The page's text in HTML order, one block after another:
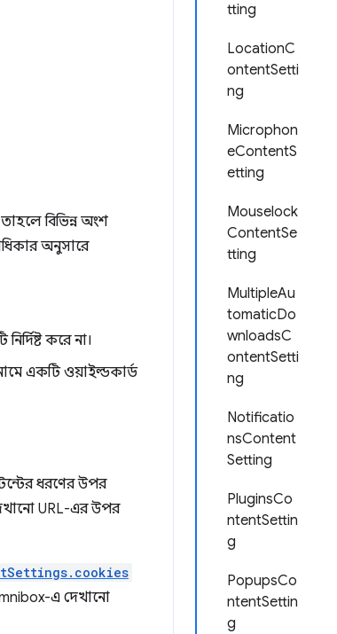
tting
LocationC
ontentSetti
ng
Microphon
eContentS
etting
Mouselock
ContentSe
tting
MultipleAu
tomaticDo
wnloadsC
ontentSetti
ng
Notificatio
nsContent
Setting
PluginsCo
ntentSettin
g
PopupsCo
ntentSettin
g
বিভিন্ন অংশ
অনুসারে
করে না।
একটি ওয়াইল্ডকার্ড
ধরণের উপর
URL-এর উপর
এ দেখানো